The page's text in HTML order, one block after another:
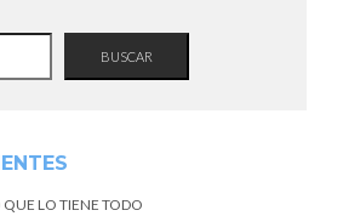
BUSCAR
LO TIENE TODO